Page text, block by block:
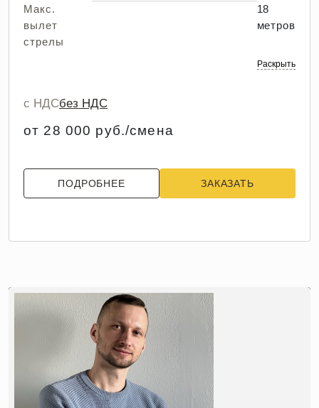
Макс.
вылет
стрелы
18
метров
Раскрыть
с НДСбез НДС
от 28 000 руб./смена
ПОДРОБНЕЕ ЗАКАЗАТЬ